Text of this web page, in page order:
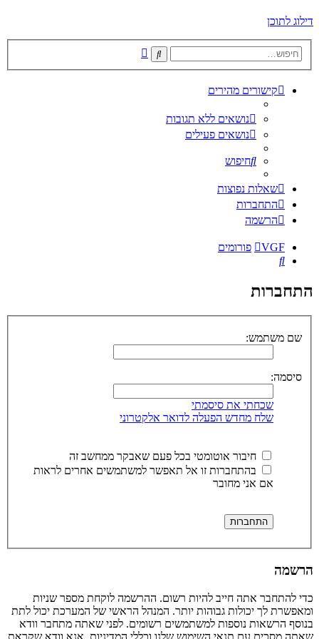
דילוג לתוכן
חיפוש
קישורים מהירים
נושאים ללא תגובות
נושאים פעילים
חיפוש
שאלות נפוצות
התחברות
הרשמה
VGF
פורומים
חיפוש
התחברות
שם משתמש:
סיסמה:
שכחתי את סיסמתי
שלח מחדש הפעלה לדואר אלקטרוני
חיבור אוטומטי בכל פעם שאבקר ממחשב זה
בהתחברות זו אל תאפשר למשתמשים אחרים לראות
אם אני מחובר
הרשמה
כדי להתחבר אתה חייב להיות רשום. ההרשמה לוקחת מספר שניות
ומאפשרת לך יכולות גבוהות יותר. המנהל הראשי של המערכת יכול לתת
בנוסף הרשאות נוספות למשתמשים רשומים. לפני שאתה מתחבר וודא
שאתה מסכים עם תנאי השימוש שלנו וכללי המדיניות. אנא וודא שקראת